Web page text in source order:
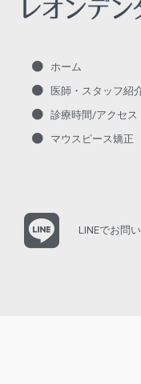
ホーム
医師・スタッフ紹
診療時間/アクセス
マウスピース矯正
LINEでお問